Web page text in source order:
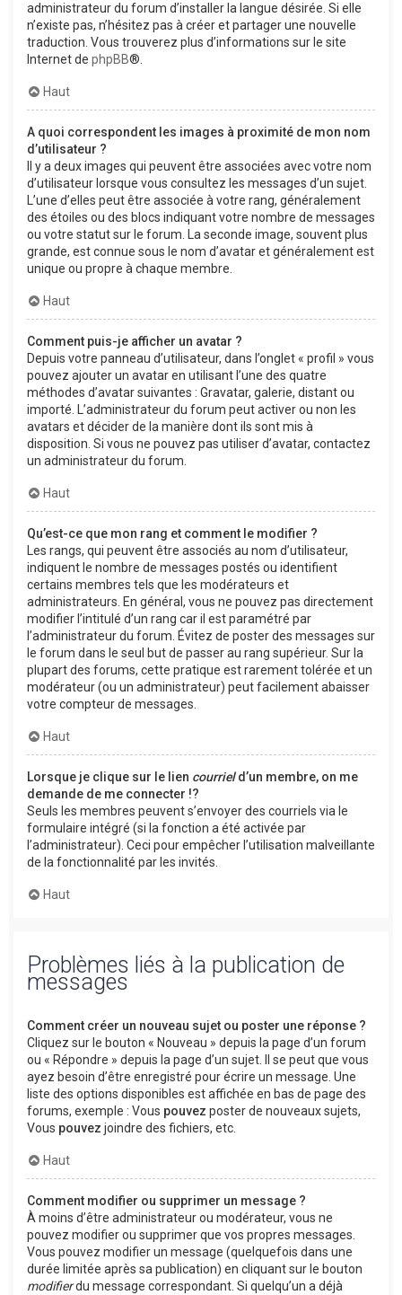
administrateur du forum d’installer la langue désirée. Si elle
n’existe pas, n’hésitez pas à créer et partager une nouvelle
traduction. Vous trouverez plus d’informations sur le site
Internet de phpBB®.
Haut
A quoi correspondent les images à proximité de mon nom
d’utilisateur ?
Il y a deux images qui peuvent être associées avec votre nom
d’utilisateur lorsque vous consultez les messages d’un sujet.
L’une d’elles peut être associée à votre rang, généralement
des étoiles ou des blocs indiquant votre nombre de messages
ou votre statut sur le forum. La seconde image, souvent plus
grande, est connue sous le nom d’avatar et généralement est
unique ou propre à chaque membre.
Haut
Comment puis-je afficher un avatar ?
Depuis votre panneau d’utilisateur, dans l’onglet « profil » vous
pouvez ajouter un avatar en utilisant l’une des quatre
méthodes d’avatar suivantes : Gravatar, galerie, distant ou
importé. L’administrateur du forum peut activer ou non les
avatars et décider de la manière dont ils sont mis à
disposition. Si vous ne pouvez pas utiliser d’avatar, contactez
un administrateur du forum.
Haut
Qu’est-ce que mon rang et comment le modifier ?
Les rangs, qui peuvent être associés au nom d’utilisateur,
indiquent le nombre de messages postés ou identifient
certains membres tels que les modérateurs et
administrateurs. En général, vous ne pouvez pas directement
modifier l’intitulé d’un rang car il est paramétré par
l’administrateur du forum. Évitez de poster des messages sur
le forum dans le seul but de passer au rang supérieur. Sur la
plupart des forums, cette pratique est rarement tolérée et un
modérateur (ou un administrateur) peut facilement abaisser
votre compteur de messages.
Haut
Lorsque je clique sur le lien courrield’un membre, on me
demande de me connecter !?
Seuls les membres peuvent s’envoyer des courriels via le
formulaire intégré (si la fonction a été activée par
l’administrateur). Ceci pour empêcher l’utilisation malveillante
de la fonctionnalité par les invités.
Haut
Problèmes liés à la publication de
messages
Comment créer un nouveau sujet ou poster une réponse ?
Cliquez sur le bouton « Nouveau » depuis la page d’un forum
ou « Répondre » depuis la page d’un sujet. Il se peut que vous
ayez besoin d’être enregistré pour écrire un message. Une
liste des options disponibles est affichée en bas de page des
forums, exemple : Vous pouvez poster de nouveaux sujets,
Vous pouvez joindre des fichiers, etc.
Haut
Comment modifier ou supprimer un message ?
À moins d’être administrateur ou modérateur, vous ne
pouvez modifier ou supprimer que vos propres messages.
Vous pouvez modifier un message (quelquefois dans une
durée limitée après sa publication) en cliquant sur le bouton
modifierdu message correspondant. Si quelqu’un a déjà